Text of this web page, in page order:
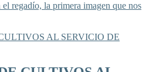
el regadío, la primera imagen que nos